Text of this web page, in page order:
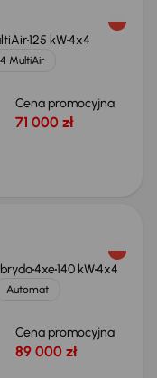
125 kW4x4
MultiAir
Cena promocyjna
71 000 zł
4xe140 kW4x4
Automat
Cena promocyjna
89 000 zł